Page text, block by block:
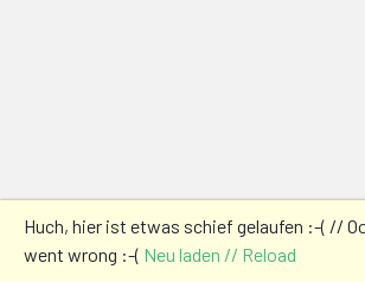
Huch, hier ist etwas schief gelaufen :-( //
went wrong :-( Neu laden // Reload